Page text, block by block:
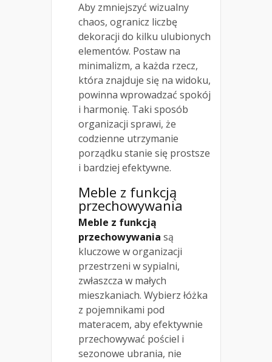
Aby zmniejszyć wizualny
chaos, ogranicz liczbę
dekoracji do kilku ulubionych
elementów. Postaw na
minimalizm, a każda rzecz,
która znajduje się na widoku,
powinna wprowadzać spokój
i harmonię. Taki sposób
organizacji sprawi, że
codzienne utrzymanie
porządku stanie się prostsze
i bardziej efektywne.
Meble z funkcją
przechowywania
Meble z funkcją
przechowywania są
kluczowe w organizacji
przestrzeni w sypialni,
zwłaszcza w małych
mieszkaniach. Wybierz łóżka
z pojemnikami pod
materacem, aby efektywnie
przechowywać pościel i
sezonowe ubrania, nie